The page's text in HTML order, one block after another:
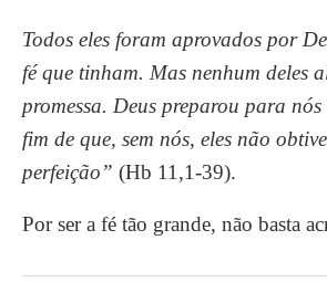
Todos eles foram aprovados por
fé que tinham. Mas nenhum deles
promessa. Deus preparou para
fim de que, sem nós, eles não
perfeição” (Hb 11,1-39).
Por ser a fé tão grande, não basta